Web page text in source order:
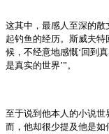
这其中，最感人至深的散
起钓鱼的经历。斯威夫
候，不经意地感慨‘回到
是真实的世界’”。
至于说到他本人的小说
而，他却很少提及他是